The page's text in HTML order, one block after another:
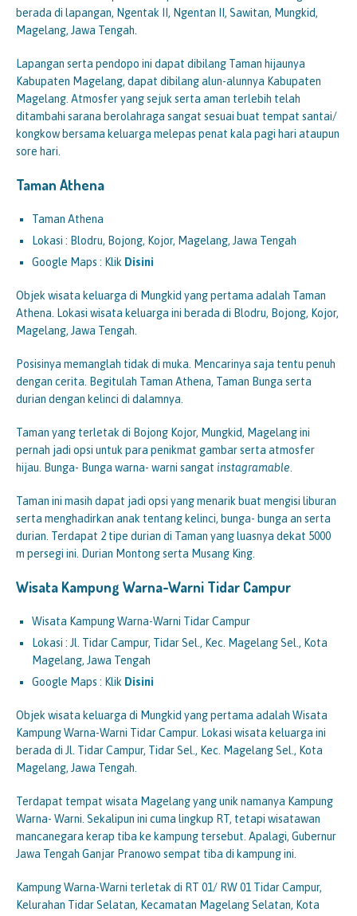
berada di lapangan, Ngentak II, Ngentan II, Sawitan, Mungkid,
Magelang, Jawa Tengah.
Lapangan serta pendopo ini dapat dibilang Taman hijaunya
Kabupaten Magelang, dapat dibilang alun-alunnya Kabupaten
Magelang. Atmosfer yang sejuk serta aman terlebih telah
ditambahi sarana berolahraga sangat sesuai buat tempat santai/
kongkow bersama keluarga melepas penat kala pagi hari ataupun
sore hari.
Taman Athena
Taman Athena
Lokasi : Blodru, Bojong, Kojor, Magelang, Jawa Tengah
Google Maps : Klik Disini
Objek wisata keluarga di Mungkid yang pertama adalah Taman
Athena. Lokasi wisata keluarga ini berada di Blodru, Bojong, Kojor,
Magelang, Jawa Tengah.
Posisinya memanglah tidak di muka. Mencarinya saja tentu penuh
dengan cerita. Begitulah Taman Athena, Taman Bunga serta
durian dengan kelinci di dalamnya.
Taman yang terletak di Bojong Kojor, Mungkid, Magelang ini
pernah jadi opsi untuk para penikmat gambar serta atmosfer
hijau. Bunga- Bunga warna- warni sangat instagramable.
Taman ini masih dapat jadi opsi yang menarik buat mengisi liburan
serta menghadirkan anak tentang kelinci, bunga- bunga an serta
durian. Terdapat 2 tipe durian di Taman yang luasnya dekat 5000
m persegi ini. Durian Montong serta Musang King.
Wisata Kampung Warna-Warni Tidar Campur
Wisata Kampung Warna-Warni Tidar Campur
Lokasi : Jl. Tidar Campur, Tidar Sel., Kec. Magelang Sel., Kota
Magelang, Jawa Tengah
Google Maps : Klik Disini
Objek wisata keluarga di Mungkid yang pertama adalah Wisata
Kampung Warna-Warni Tidar Campur. Lokasi wisata keluarga ini
berada di Jl. Tidar Campur, Tidar Sel., Kec. Magelang Sel., Kota
Magelang, Jawa Tengah.
Terdapat tempat wisata Magelang yang unik namanya Kampung
Warna- Warni. Sekalipun ini cuma lingkup RT, tetapi wisatawan
mancanegara kerap tiba ke kampung tersebut. Apalagi, Gubernur
Jawa Tengah Ganjar Pranowo sempat tiba di kampung ini.
Kampung Warna-Warni terletak di RT 01/ RW 01 Tidar Campur,
Kelurahan Tidar Selatan, Kecamatan Magelang Selatan, Kota